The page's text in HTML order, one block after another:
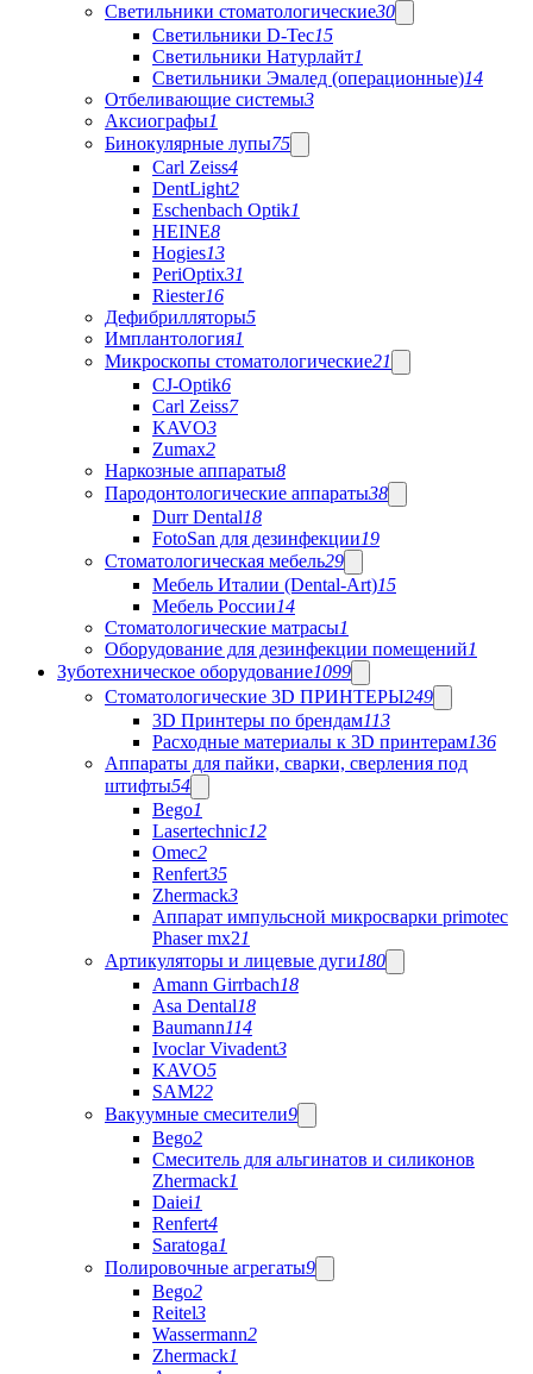
Светильники стоматологические30
Светильники D-Tec15
Светильники Натурлайт1
Светильники Эмалед (операционные)14
Отбеливающие системы3
Аксиографы1
Бинокулярные лупы75
Carl Zeiss4
DentLight2
Eschenbach Optik1
HEINE8
Hogies13
PeriOptix31
Riester16
Дефибрилляторы5
Имплантология1
Микроскопы стоматологические21
CJ-Optik6
Carl Zeiss7
KAVO3
Zumax2
Наркозные аппараты8
Пародонтологические аппараты38
Durr Dental18
FotoSan для дезинфекции19
Стоматологическая мебель29
Мебель Италии (Dental-Art)15
Мебель России14
Стоматологические матрасы1
Оборудование для дезинфекции помещений1
Зуботехническое оборудование1099
Стоматологические 3D ПРИНТЕРЫ249
3D Принтеры по брендам113
Расходные материалы к 3D принтерам136
Аппараты для пайки, сварки, сверления под
штифты54
Bego1
Lasertechnic12
Omec2
Renfert35
Zhermack3
Аппарат импульсной микросварки primotec
Phaser mx21
Артикуляторы и лицевые дуги180
Amann Girrbach18
Asa Dental18
Baumann114
Ivoclar Vivadent3
KAVO5
SAM22
Вакуумные смесители9
Bego2
Cмеситель для альгинатов и силиконов
Zhermack1
Daiei1
Renfert4
Saratoga1
Полировочные агрегаты9
Bego2
Reitel3
Wassermann2
Zhermack1